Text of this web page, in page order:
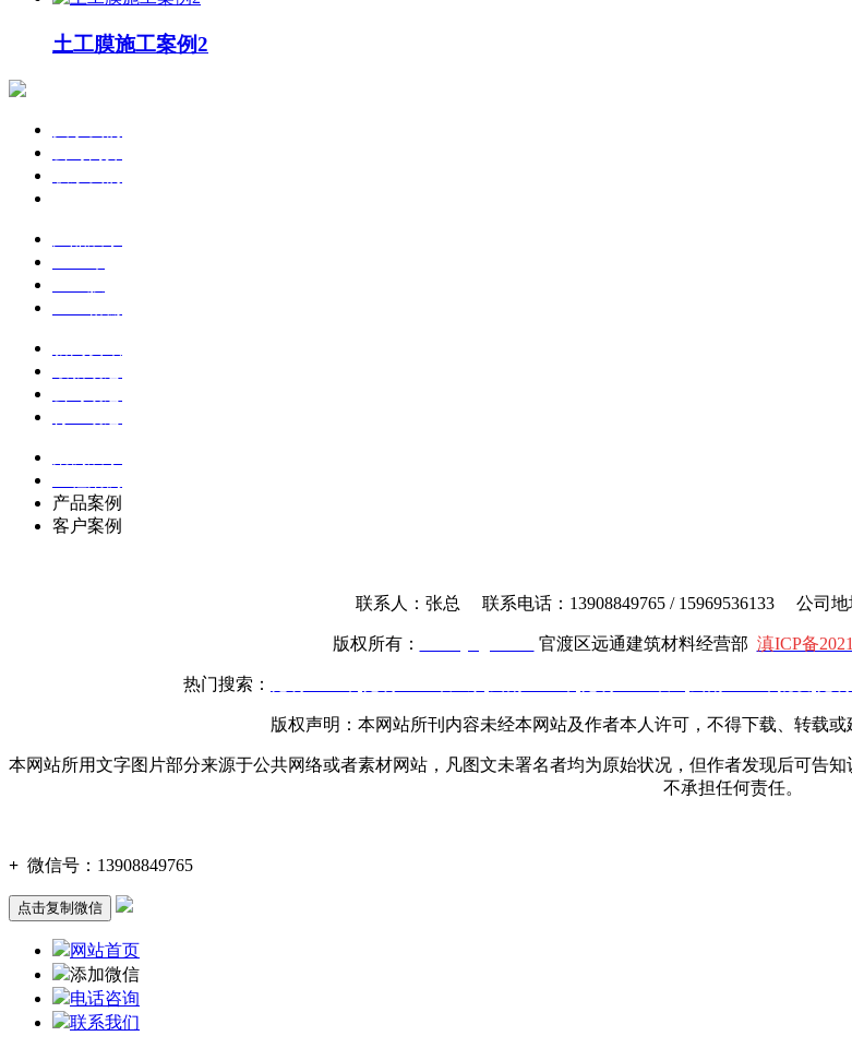
土工膜施工案例2
产品案例
客户案例
联系人：张总 联系电话：13908849765 / 15969536133 公司
版权所有： 官渡区远通建筑材料经营部 滇ICP备
热门搜索：
版权声明：本网站所刊内容未经本网站及作者本人许可，不得下载、转载
本网站所用文字图片部分来源于公共网络或者素材网站，凡图文未署名者均为原始状况，但作者发现后可告
不承担任何责任。
+ 微信号： 13908849765
点击复制微信
网站首页
添加微信
电话咨询
联系我们